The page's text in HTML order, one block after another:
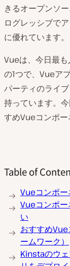
きるオープンソ
ログレッシブで
に優れています。
Vueは、今日最
の1つで、Vueア
パーティのライ
持っています。
すめVueコンポー
Table of
Vueコンポ
Vueコンポ
い
おすすめ
ームワーク）
Kinstaのウ